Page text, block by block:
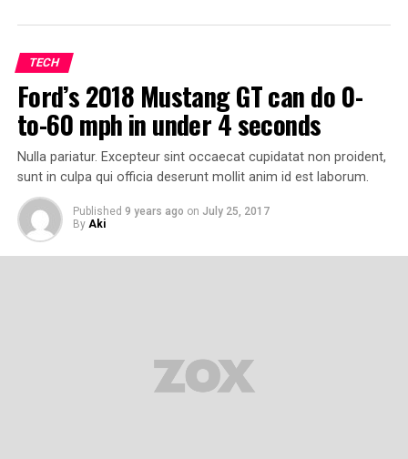
TECH
Ford’s 2018 Mustang GT can do 0-
to-60 mph in under 4 seconds
Nulla pariatur. Excepteur sint occaecat cupidatat non proident,
sunt in culpa qui officia deserunt mollit anim id est laborum.
Published 9 years ago on July 25, 2017
By Aki